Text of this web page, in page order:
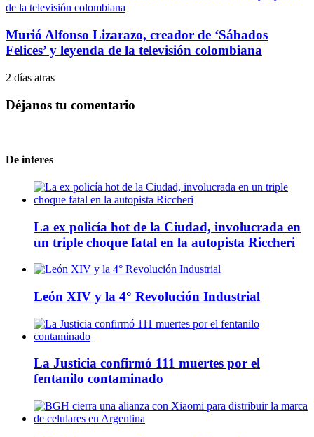
Murió Alfonso Lizarazo, creador de ‘Sábados
Felices’ y leyenda de la televisión colombiana
2 días atras
Déjanos tu comentario
De interes
La ex policía hot de la Ciudad, involucrada en
un triple choque fatal en la autopista Riccheri
León XIV y la 4° Revolución Industrial
La Justicia confirmó 111 muertes por el
fentanilo contaminado